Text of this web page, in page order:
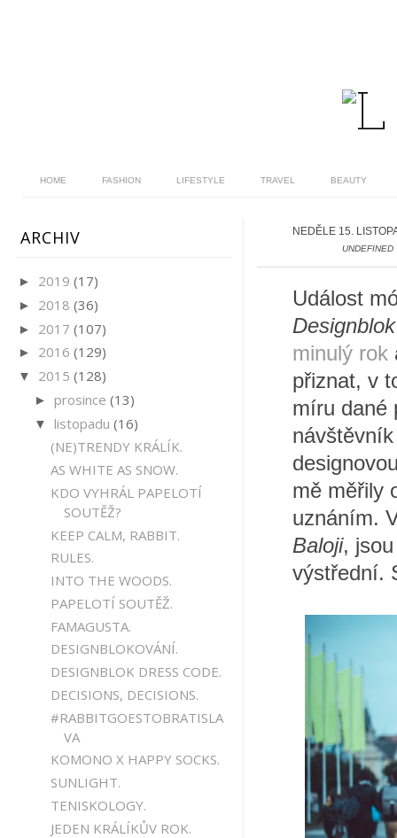
HOME FASHION LIFESTYLE TRAVEL BEAUTY
NEDĚLE 15.
UNDEFINED
Událost
Designblok
minulý rok
přiznat, v
míru dané
mě měřily
uznáním.
Baloji,
výstřední.
ARCHIV
► 2019 (17)
► 2018 (36)
► 2017 (107)
► 2016 (129)
▼ 2015 (128)
► prosince (13)
▼ listopadu (16)
(NE)TRENDY KRÁLÍK.
AS WHITE AS SNOW.
KDO VYHRÁL PAPELOTÍ
SOUTĚŽ?
KEEP CALM, RABBIT.
RULES.
INTO THE WOODS.
PAPELOTÍ SOUTĚŽ.
FAMAGUSTA.
DESIGNBLOKOVÁNÍ.
DESIGNBLOK DRESS CODE.
DECISIONS, DECISIONS.
#RABBITGOESTOBRATISLA
VA
KOMONO X HAPPY SOCKS.
SUNLIGHT.
TENISKOLOGY.
JEDEN KRÁLÍKŮV ROK.